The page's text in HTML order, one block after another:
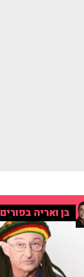
בן ואריה בפורים